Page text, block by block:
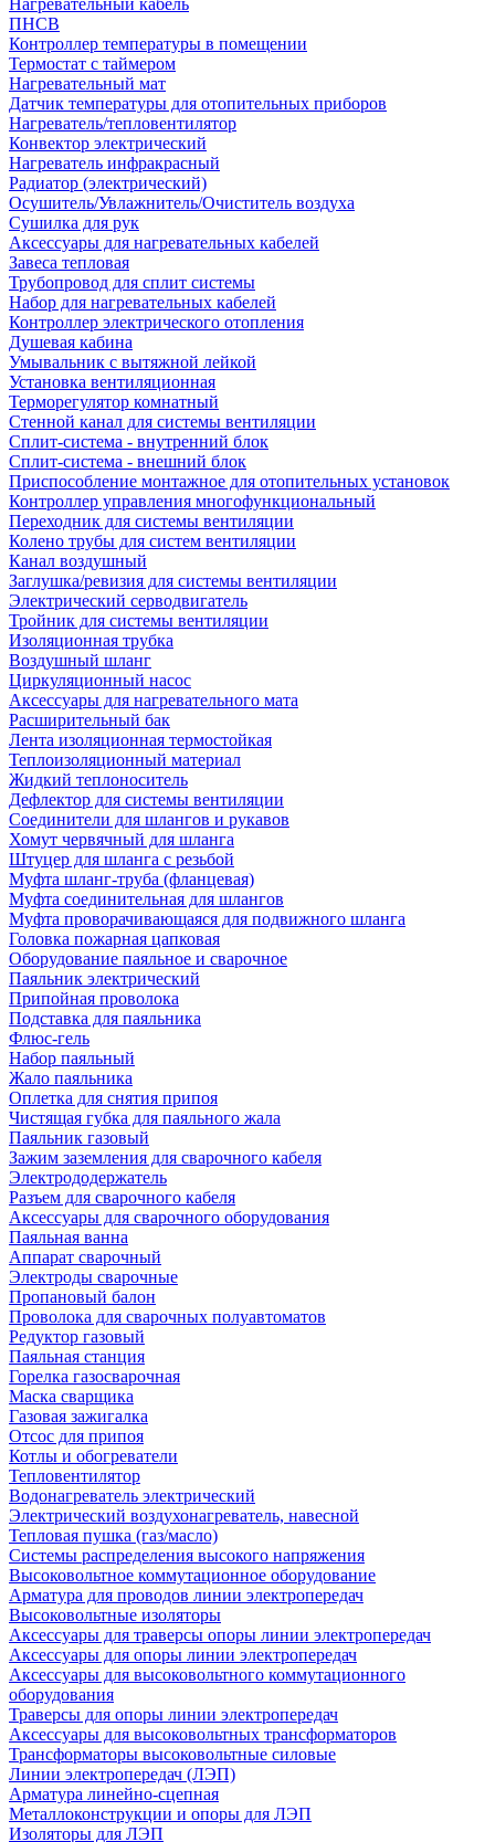
Нагревательный кабель
ПНСВ
Контроллер температуры в помещении
Термостат с таймером
Нагревательный мат
Датчик температуры для отопительных приборов
Нагреватель/тепловентилятор
Конвектор электрический
Нагреватель инфракрасный
Радиатор (электрический)
Осушитель/Увлажнитель/Очиститель воздуха
Сушилка для рук
Аксессуары для нагревательных кабелей
Завеса тепловая
Трубопровод для сплит системы
Набор для нагревательных кабелей
Контроллер электрического отопления
Душевая кабина
Умывальник с вытяжной лейкой
Установка вентиляционная
Терморегулятор комнатный
Стенной канал для системы вентиляции
Сплит-система - внутренний блок
Сплит-система - внешний блок
Приспособление монтажное для отопительных установок
Контроллер управления многофункциональный
Переходник для системы вентиляции
Колено трубы для систем вентиляции
Канал воздушный
Заглушка/ревизия для системы вентиляции
Электрический серводвигатель
Тройник для системы вентиляции
Изоляционная трубка
Воздушный шланг
Циркуляционный насос
Аксессуары для нагревательного мата
Расширительный бак
Лента изоляционная термостойкая
Теплоизоляционный материал
Жидкий теплоноситель
Дефлектор для системы вентиляции
Соединители для шлангов и рукавов
Хомут червячный для шланга
Штуцер для шланга с резьбой
Муфта шланг-труба (фланцевая)
Муфта соединительная для шлангов
Муфта проворачивающаяся для подвижного шланга
Головка пожарная цапковая
Оборудование паяльное и сварочное
Паяльник электрический
Припойная проволока
Подставка для паяльника
Флюс-гель
Набор паяльный
Жало паяльника
Оплетка для снятия припоя
Чистящая губка для паяльного жала
Паяльник газовый
Зажим заземления для сварочного кабеля
Электрододержатель
Разъем для сварочного кабеля
Аксессуары для сварочного оборудования
Паяльная ванна
Аппарат сварочный
Электроды сварочные
Пропановый балон
Проволока для сварочных полуавтоматов
Редуктор газовый
Паяльная станция
Горелка газосварочная
Маска сварщика
Газовая зажигалка
Отсос для припоя
Котлы и обогреватели
Тепловентилятор
Водонагреватель электрический
Электрический воздухонагреватель, навесной
Тепловая пушка (газ/масло)
Системы распределения высокого напряжения
Высоковольтное коммутационное оборудование
Арматура для проводов линии электропередач
Высоковольтные изоляторы
Аксессуары для траверсы опоры линии электропередач
Аксессуары для опоры линии электропередач
Аксессуары для высоковольтного коммутационного
оборудования
Траверсы для опоры линии электропередач
Аксессуары для высоковольтных трансформаторов
Трансформаторы высоковольтные силовые
Линии электропередач (ЛЭП)
Арматура линейно-сцепная
Металлоконструкции и опоры для ЛЭП
Изоляторы для ЛЭП